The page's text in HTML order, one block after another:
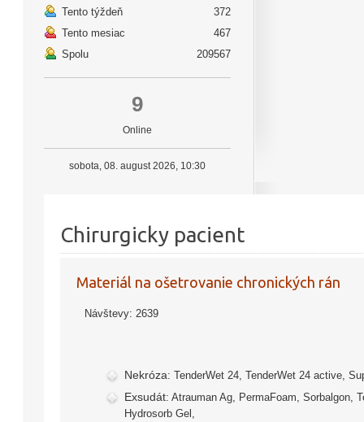
Tento týždeň
372
Tento mesiac
467
Spolu
209567
9
Online
sobota, 08. august 2026, 10:30
Chirurgicky pacient
Materiál na ošetrovanie chronických rán
Návštevy: 2639
Nekróza: TenderWet 24, TenderWet 24 active,
Exsudát: Atrauman Ag, PermaFoam, Sorbalgon,
Hydrosorb Gel,